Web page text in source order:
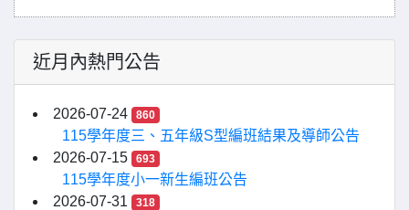
近月內熱門公告
2026-07-24 860
115學年度三、五年級S型編班結果及導師公告
2026-07-15
693
115學年度小一新生編班公告
2026-07-31
318